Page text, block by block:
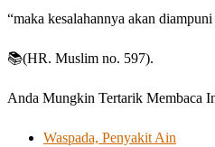
“maka kesalahannya akan
📚(HR. Muslim no. 597).
Anda Mungkin Tertarik Membaca
Waspada, Penyakit Ain